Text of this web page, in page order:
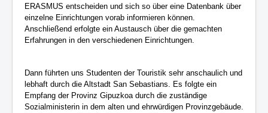
ERASMUS entscheiden und sich so über eine Datenbank über
einzelne Einrichtungen vorab informieren können.
Anschließend erfolgte ein Austausch über die gemachten
Erfahrungen in den verschiedenen Einrichtungen.
Dann führten uns Studenten der Touristik sehr anschaulich und
lebhaft durch die Altstadt San Sebastians. Es folgte ein
Empfang der Provinz Gipuzkoa durch die zuständige
Sozialministerin in dem alten und ehrwürdigen Provinzgebäude.